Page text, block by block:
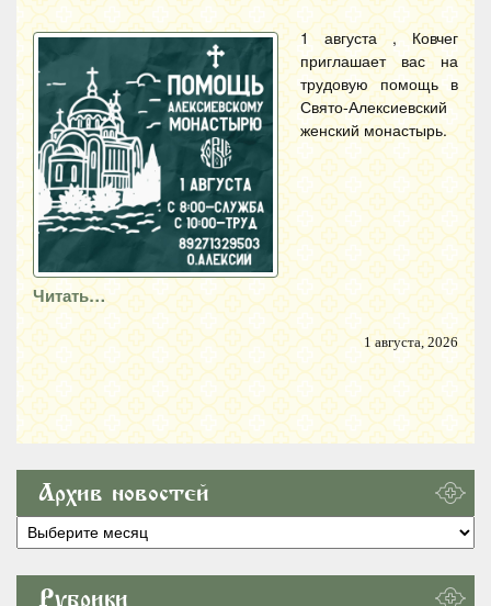
1 августа , Ковчег
приглашает вас на
трудовую помощь в
Свято-Алексиевский
женский монастырь.
Читать…
1 августа, 2026
Архив новостей
Архив
новостей
Рубрики